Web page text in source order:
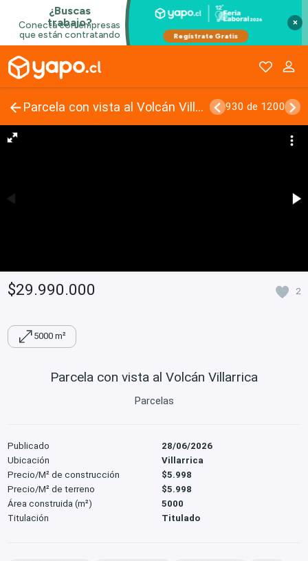
×
Parcela con vista al Volcán Villarrica 930 de 1200
$29.990.000 2
5000 m²
Parcela con vista al Volcán Villarrica
Parcelas
Publicado
28/06/2026
Ubicación
Villarrica
Precio/M² de construcción
$5.998
Precio/M² de terreno
$5.998
Área construida (m²)
5000
Titulación
Titulado